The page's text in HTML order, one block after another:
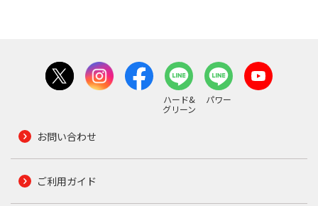
ハード&
グリーン
パワー
お問い合わせ
ご利用ガイド